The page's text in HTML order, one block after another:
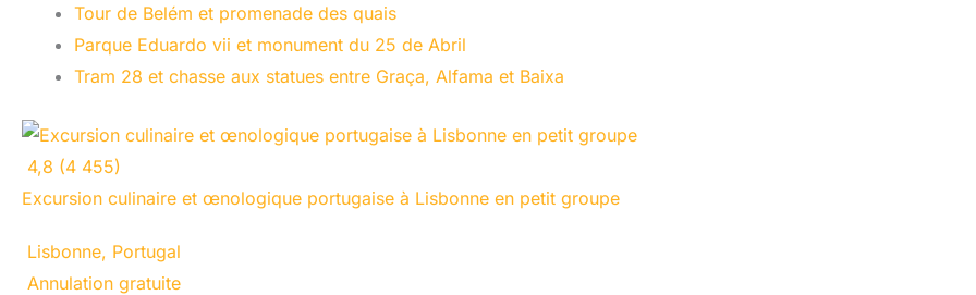
Tour de Belém et promenade des quais
Parque Eduardo vii et monument du 25 de Abril
Tram 28 et chasse aux statues entre Graça, Alfama et Baixa
4,8 (4 455)
Excursion culinaire et œnologique portugaise à Lisbonne en petit groupe
Lisbonne, Portugal
Annulation gratuite